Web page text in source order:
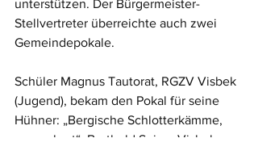
unterstützen. Der Bürgermeister-
Stellvertreter überreichte auch zwei
Gemeindepokale.
Schüler Magnus Tautorat, RGZV Visbek
(Jugend), bekam den Pokal für seine
Hühner: „Bergische Schlotterkämme,
gesperbert“; Berthold Suing, Visbek,